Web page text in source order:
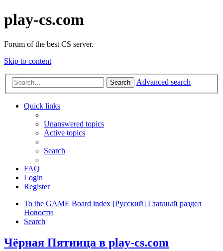
play-cs.com
Forum of the best CS server.
Skip to content
Search Advanced search
Quick links
Unanswered topics
Active topics
Search
FAQ
Login
Register
To the GAME Board index [Русский] Главный раздел
Новости
Search
Чёрная Пятница в play-cs.com